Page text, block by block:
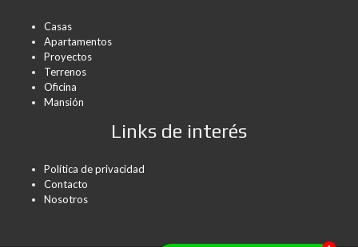
Casas
Apartamentos
Proyectos
Terrenos
Oficina
Mansión
Links de interés
Política de privacidad
Contacto
Nosotros